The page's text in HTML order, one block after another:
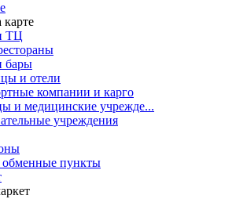
ТЦ
бары
и отели
компании и карго
и медицинские учрежде...
учреждения
обменные пункты